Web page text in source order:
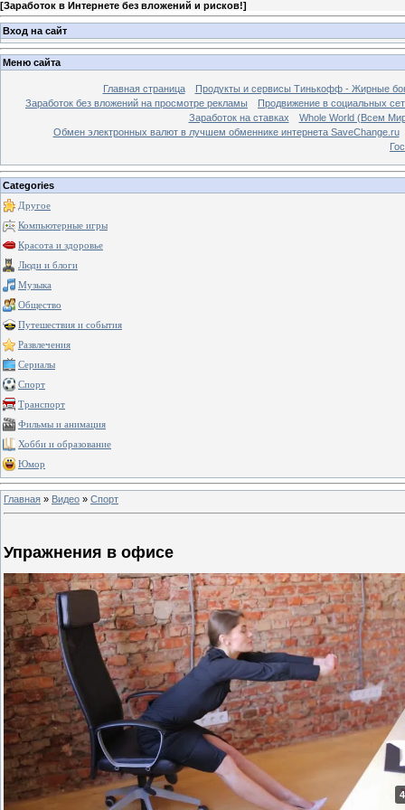
[Заработок в Интернете без вложений и рисков!]
Вход на сайт
Меню сайта
Главная страница
Продукты и сервисы Тинькофф - Жирные
Заработок без вложений на просмотре рекламы
Продвижение в социальных
Заработок на ставках
Whole World (Всем
Обмен электронных валют в лучшем обменнике интернета SaveChange.ru
Categories
Другое
Компьютерные игры
Красота и здоровье
Люди и блоги
Музыка
Общество
Путешествия и события
Развлечения
Сериалы
Спорт
Транспорт
Фильмы и анимация
Хобби и образование
Юмор
Главная » Видео » Спорт
Упражнения в офисе